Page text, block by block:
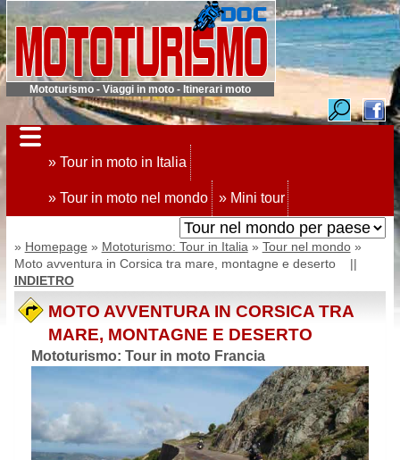
Mototurismo - Viaggi in moto - Itinerari moto
» Tour in moto in Italia
» Tour in moto nel mondo » Mini tour
» Homepage » Mototurismo: Tour in Italia » Tour nel mondo»
Moto avventura in Corsica tra mare, montagne e deserto ||
INDIETRO
MOTO AVVENTURA IN CORSICA TRA
MARE, MONTAGNE E DESERTO
Mototurismo: Tour in moto Francia